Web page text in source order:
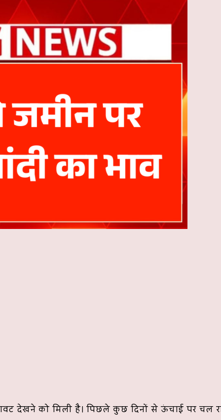
देखने को मिली है। पिछले कुछ दिनों से ऊंचाई पर चल